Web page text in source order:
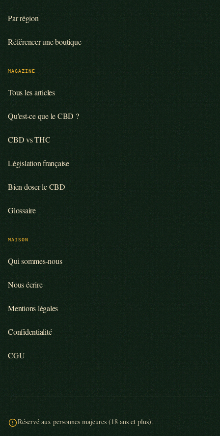
Par région
Référencer une boutique
MAGAZINE
Tous les articles
Qu'est-ce que le CBD ?
CBD vs THC
Législation française
Bien doser le CBD
Glossaire
MAISON
Qui sommes-nous
Nous écrire
Mentions légales
Confidentialité
CGU
Réservé aux personnes majeures (18 ans et plus).